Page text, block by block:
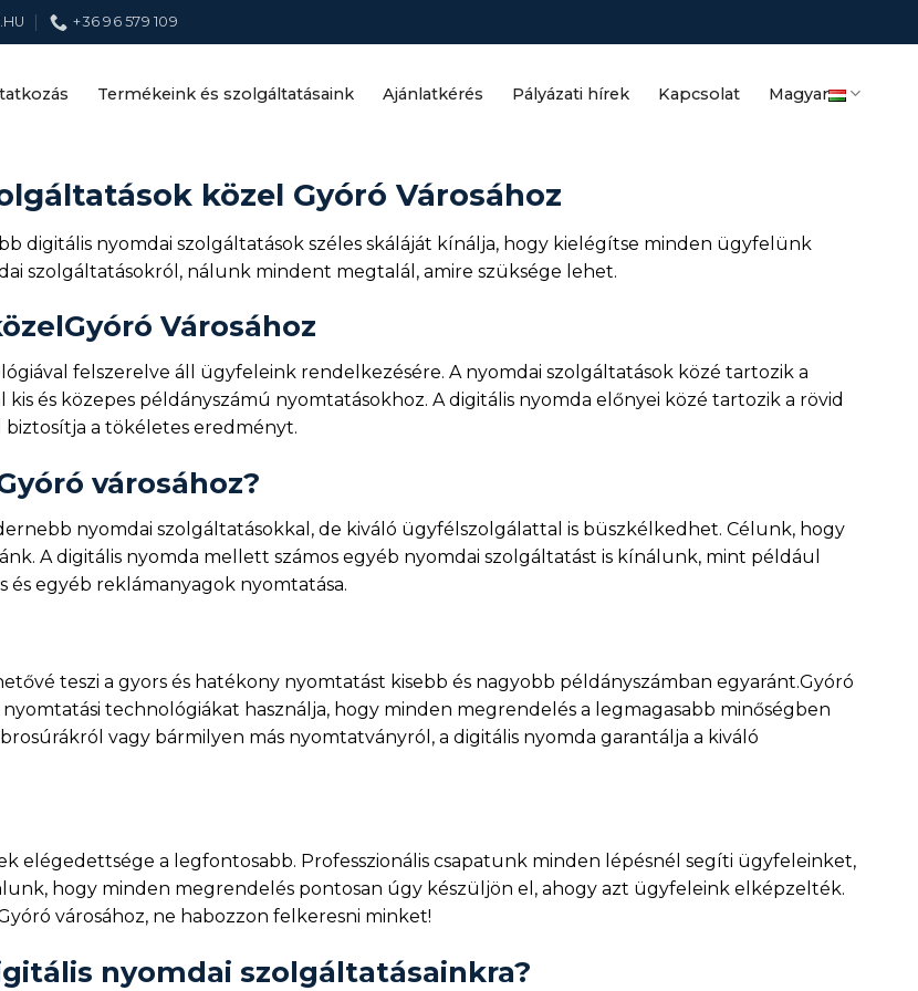
+36 96 579 109
Termékeink és szolgáltatásaink Ajánlatkérés Pályázati hírek Kapcsolat Magyar
közel Gyóró Városához
digitális nyomdai szolgáltatások széles skáláját kínálja, hogy kielégítse minden ügyfelünk
szolgáltatásokról, nálunk mindent megtalál, amire szüksége lehet.
Városához
felszerelve áll ügyfeleink rendelkezésére. A nyomdai szolgáltatások közé tartozik a
és közepes példányszámú nyomtatásokhoz. A digitális nyomda előnyei közé tartozik a rövid
biztosítja a tökéletes eredményt.
városához?
nyomdai szolgáltatásokkal, de kiváló ügyfélszolgálattal is büszkélkedhet. Célunk, hogy
A digitális nyomda mellett számos egyéb nyomdai szolgáltatást is kínálunk, mint például
egyéb reklámanyagok nyomtatása.
teszi a gyors és hatékony nyomtatást kisebb és nagyobb példányszámban egyaránt.Gyóró
technológiákat használja, hogy minden megrendelés a legmagasabb minőségben
vagy bármilyen más nyomtatványról, a digitális nyomda garantálja a kiváló
elégedettsége a legfontosabb. Professzionális csapatunk minden lépésnél segíti ügyfeleinket,
hogy minden megrendelés pontosan úgy készüljön el, ahogy azt ügyfeleink elképzelték.
városához, ne habozzon felkeresni minket!
nyomdai szolgáltatásainkra?